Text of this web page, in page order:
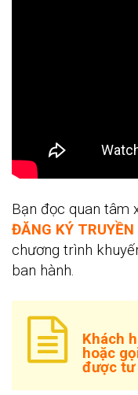
Bạn đọc quan tâm
ĐĂNG KÝ
chương trình
ban hành.
Khách
hoặc
được tư